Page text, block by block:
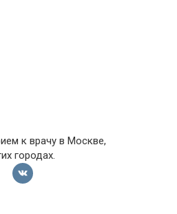
к врачу в Москве,
городах.